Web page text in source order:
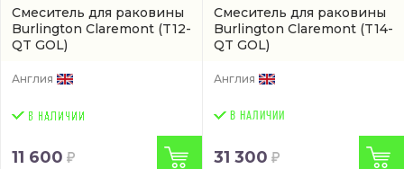
Смеситель для раковины
Burlington Claremont (T12-
QT GOL)
Англия
11 600
Смеситель для раковины
Burlington Claremont (T14-
QT GOL)
Англия
В НАЛИЧИИ
31 300